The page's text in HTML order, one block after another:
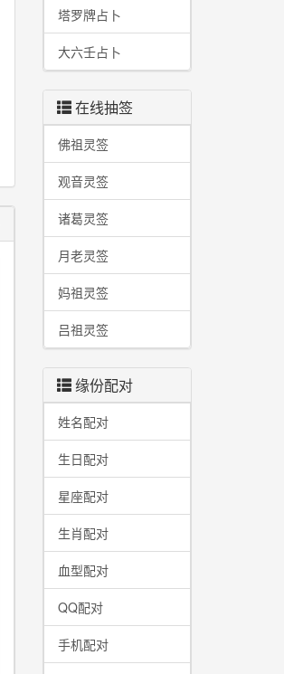
塔罗牌占卜
大六壬占卜
在线抽签
佛祖灵签
观音灵签
诸葛灵签
月老灵签
妈祖灵签
吕祖灵签
缘份配对
姓名配对
生日配对
星座配对
生肖配对
血型配对
QQ配对
手机配对